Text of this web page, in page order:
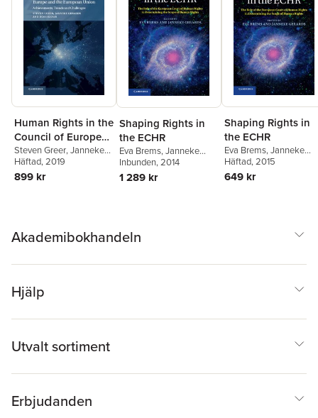
Human Rights in the
Council of Europe
and the European
Union
Steven Greer,Janneke
Gerards,Rose Slowe
Häftad, 2019
899 kr
Shaping Rights in
the ECHR
Eva Brems,Janneke
Gerards
Inbunden, 2014
1 289 kr
Shaping Rights in
the ECHR
Eva Brems,Janneke
Gerards
Häftad, 2015
649 kr
Akademibokhandeln
Hjälp
Utvalt sortiment
Erbjudanden